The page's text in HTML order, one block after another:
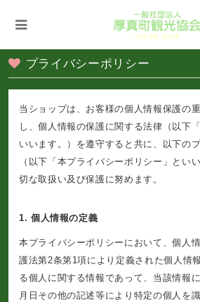
プライバシーポリシー
当ショップは、お客様の個人情報保護の
し、個人情報の保護に関する法律（以下
いいます。）を遵守すると共に、以下の
（以下「本プライバシーポリシー」とい
切な取扱い及び保護に努めます。
1. 個人情報の定義
本プライバシーポリシーにおいて、個人
護法第2条第1項により定義された個人情
る個人に関する情報であって、当該情報
月日その他の記述等により特定の個人を